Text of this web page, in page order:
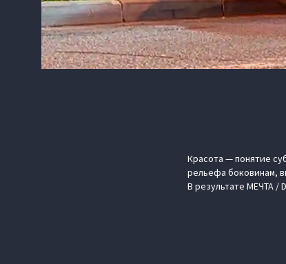
Красота — понятие
рельефа боковинам,
В результате МЕЧТА /